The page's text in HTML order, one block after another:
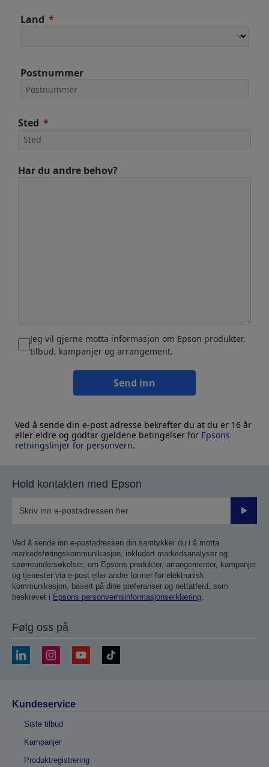
Land
Postnummer
Sted
Har du andre behov?
Jeg vil gjerne motta informasjon om Epson produkter,
tilbud, kampanjer og arrangement.
Send inn
Ved å sende din e-post adresse bekrefter du at du er 16 år
eller eldre og godtar gjeldene betingelser for Epsons
retningslinjer for personvern.
Hold kontakten med Epson
Send
Ved å sende inn e-postadressen din samtykker du i å motta
markedsføringskommunikasjon, inkludert markedsanalyser og
spørreundersøkelser, om Epsons produkter, arrangementer, kampanjer
og tjenester via e-post eller andre former for elektronisk
kommunikasjon, basert på dine preferanser og nettatferd, som
beskrevet i Epsons personvernsinformasjonserklæring.
Følg oss på
Kundeservice
Siste tilbud
Kampanjer
Produktregistrering